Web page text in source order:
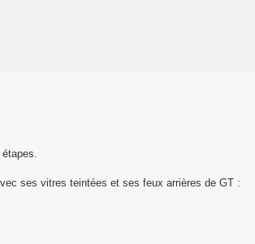
ses vitres teintées et ses feux arrières de GT :